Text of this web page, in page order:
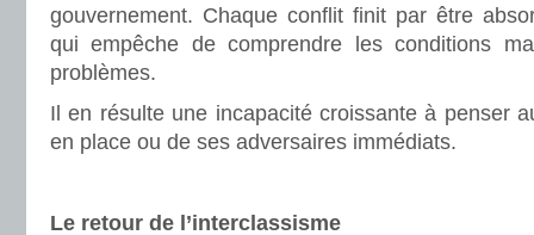
gouvernement. Chaque conflit finit par être
qui empêche de comprendre les conditions
problèmes.
Il en résulte une incapacité croissante à penser
en place ou de ses adversaires immédiats.
Le retour de l’interclassisme